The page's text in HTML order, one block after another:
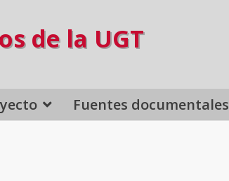
de la UGT
Fuentes documentales